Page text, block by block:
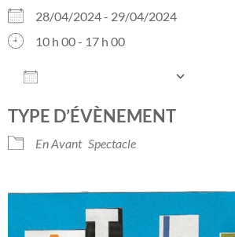
28/04/2024 - 29/04/2024
10 h 00 - 17 h 00
TYPE D’ÉVÈNEMENT
En Avant Spectacle